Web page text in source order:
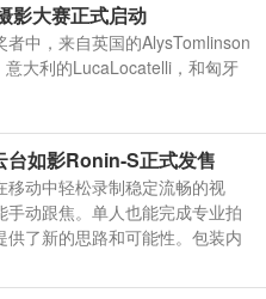
影大赛正式启动
者中，来自英国的AlysTomlinson
意大利的LucaLocatelli，和匈牙
台如影Ronin-S正式发售
移动中轻松录制稳定流畅的视
手动跟焦。单人也能完成专业拍
供了新的思路和可能性。包装内